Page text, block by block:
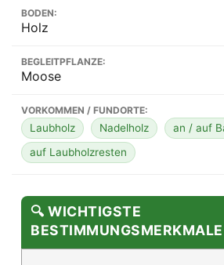
BODEN:
Holz
BEGLEITPFLANZE:
Moose
VORKOMMEN / FUNDORTE:
Laubholz Nadelholz
an / auf
auf Laubholzresten
🔍 WICHTIGSTE
BESTIMMUNGSMERKMALE